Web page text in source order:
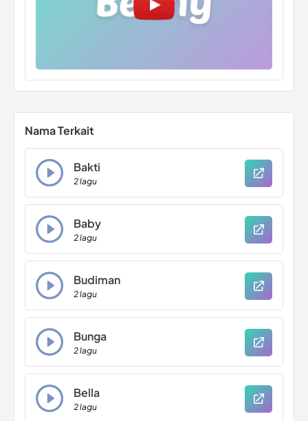
Nama Terkait
Bakti
2 lagu
Baby
2 lagu
Budiman
2 lagu
Bunga
2 lagu
Bella
2 lagu